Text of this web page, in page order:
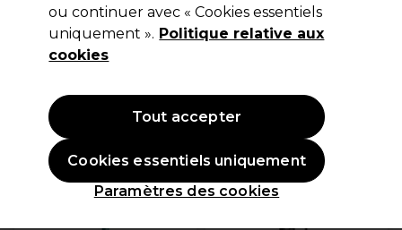
Filters
Plus de
couleurs
OFFRE
ou continuer avec « Cookies essentiels
uniquement ». Politique relative aux
cookies
Paramètres des cookies
Cookies essentiels uniquement
Tout accepter